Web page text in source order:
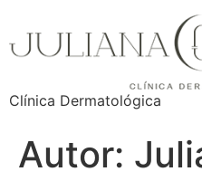
Clínica Dermatológica
Autor: